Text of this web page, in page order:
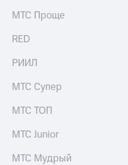
МТС Проще
RED
РИИЛ
МТС Супер
МТС ТОП
МТС Junior
МТС Мудрый